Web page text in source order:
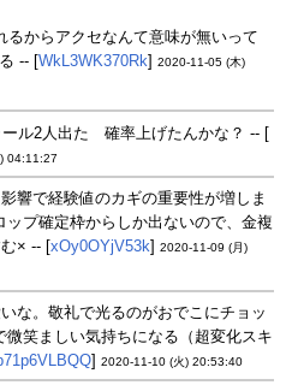
るからアクセなんて意味が無いって
-- [WkL3WK370Rk] 2020-11-05 (木)
ール2人出た 確率上げたんかな？ -- [
04:11:27
響で経験値のカギの重要性が増しま
ップ確定枠からしか出ないので、金複
× -- [xOy0OYjV53k] 2020-11-09 (月)
な。敬礼で光るのがおでこにチョッ
笑ましい気持ちになる（超変化スキ
] 2020-11-10 (火) 20:53:40